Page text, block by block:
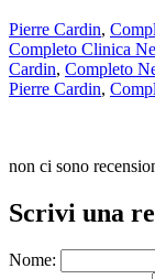
Pierre Cardin,
Completo Clinica
Cardin, Completo
Pierre Cardin,
non ci sono
Scrivi una
Nome: